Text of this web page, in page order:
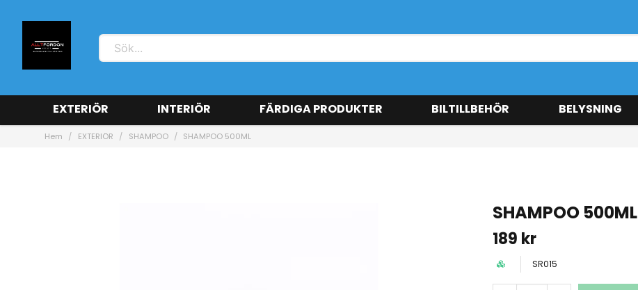
EXTERIÖR INTERIÖR FÄRDIGA PRODUKTER BILTILLBEHÖR BELYSNING
Hem EXTERIÖR SHAMPOO SHAMPOO 500ML
SHAMPOO 500ML
189 kr
SR015